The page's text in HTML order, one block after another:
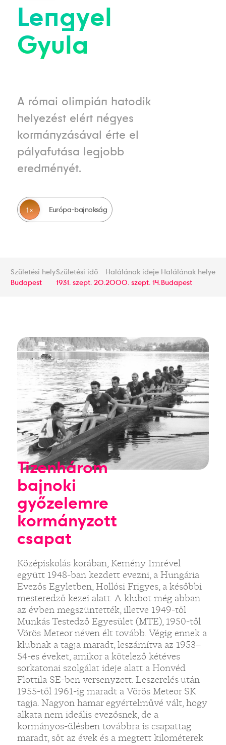
Lengyel
Gyula
A római olimpián hatodik
helyezést elért négyes
kormányzásával érte el
pályafutása legjobb
eredményét.
1 Európa-bajnokság
Születési hely
Budapest
Születési idő
1931. szept. 20.
Halálának ideje
2000. szept. 14.
Halálának helye
Budapest
Tizenhárom
bajnoki
győzelemre
kormányzott
csapat
Középiskolás korában, Kemény Imrével
együtt 1948-ban kezdett evezni, a Hungária
Evezős Egyletben, Hollósi Frigyes, a későbbi
mesteredző kezei alatt. A klubot még abban
az évben megszüntették, illetve 1949-től
Munkás Testedző Egyesület (MTE), 1950-től
Vörös Meteor néven élt tovább. Végig ennek a
klubnak a tagja maradt, leszámítva az 1953–
54-es éveket, amikor a kötelező kétéves
sorkatonai szolgálat ideje alatt a Honvéd
Flottila SE-ben versenyzett. Leszerelés után
1955-től 1961-ig maradt a Vörös Meteor SK
tagja. Nagyon hamar egyértelművé vált, hogy
alkata nem ideális evezősnek, de a
kormányos-ülésben továbbra is csapattag
maradt, sőt az évek és a megtett kilométerek